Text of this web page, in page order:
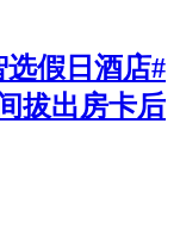
假日酒店#
拔出房卡后